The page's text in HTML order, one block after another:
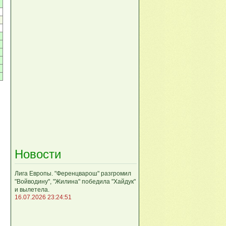
Новости
Лига Европы. "Ференцварош" разгромил
"Войводину", "Жилина" победила "Хайдук"
и вылетела.
16.07.2026 23:24:51